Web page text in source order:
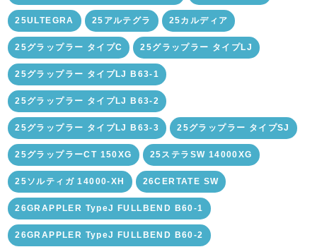
25ULTEGRA 25アルテグラ 25カルディア
25グラップラー タイプC 25グラップラー タイプLJ
25グラップラー タイプLJ B63-1
25グラップラー タイプLJ B63-2
25グラップラー タイプLJ B63-3 25グラップラー タイプSJ
25グラップラーCT 150XG 25ステラSW 14000XG
25ソルティガ 14000-XH 26CERTATE SW
26GRAPPLER TypeJ FULLBEND B60-1
26GRAPPLER TypeJ FULLBEND B60-2